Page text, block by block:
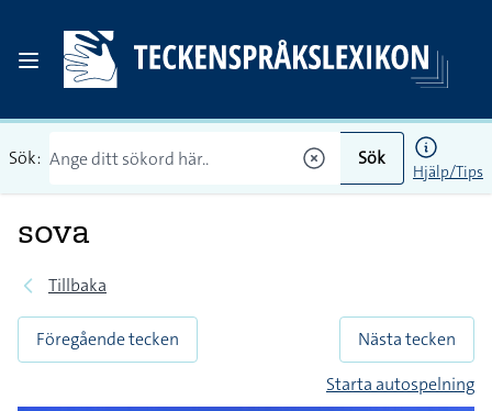
Sök: Sök
Hjälp/Tips
sova
Tillbaka
Föregående tecken
Nästa tecken
Starta autospelning